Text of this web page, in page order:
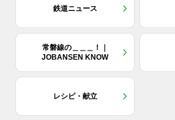
鉄道ニュース
常磐線の＿＿＿！｜
JOBANSEN KNOW
レシピ・献立